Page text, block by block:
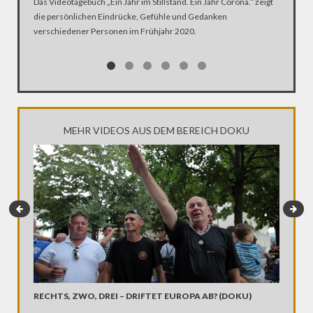
die persönlichen Eindrücke, Gefühle und Gedanken
verschiedener Personen im Frühjahr 2020.
MEHR VIDEOS AUS DEM BEREICH DOKU
RECHTS, ZWO, DREI – DRIFTET EUROPA AB? (DOKU)
Maria